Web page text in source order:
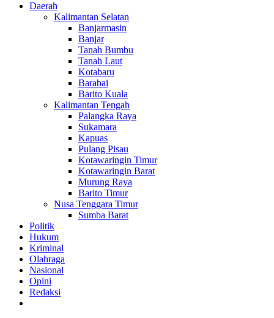
Daerah
Kalimantan Selatan
Banjarmasin
Banjar
Tanah Bumbu
Tanah Laut
Kotabaru
Barabai
Barito Kuala
Kalimantan Tengah
Palangka Raya
Sukamara
Kapuas
Pulang Pisau
Kotawaringin Timur
Kotawaringin Barat
Murung Raya
Barito Timur
Nusa Tenggara Timur
Sumba Barat
Politik
Hukum
Kriminal
Olahraga
Nasional
Opini
Redaksi